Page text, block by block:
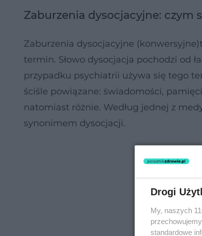
Zaburzenia dysocjacyjne: czym
Zaburzenia dysocjacyjne
termin. Słowo dysocjacja pochodzi od
przypadku psychiatrii używa się tego
ściśle powiązane: świadomości,
natomiast różnie. Według jednej z
synonimem dysocjacji.
Drogi
My, naszych
standardowe